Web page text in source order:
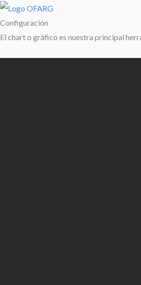
Configuración
El chart o gráfico es nuestra principal